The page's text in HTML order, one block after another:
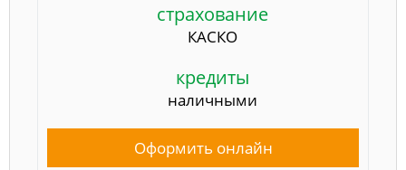
страхование
КАСКО
кредиты
наличными
Оформить онлайн